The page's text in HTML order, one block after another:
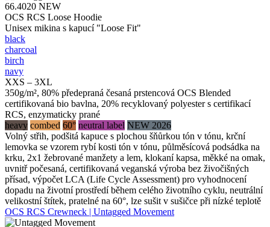
66.4020 NEW
OCS RCS Loose Hoodie
Unisex mikina s kapucí "Loose Fit"
black
charcoal
birch
navy
XXS – 3XL
350g/m², 80% předepraná česaná prstencová OCS Blended
certifikovaná bio bavlna, 20% recyklovaný polyester s certifikací
RCS, enzymaticky prané
heavy combed 60° neutral label NEW 2026
Volný střih, podšitá kapuce s plochou šňůrkou tón v tónu, krční
lemovka se vzorem rybí kosti tón v tónu, půlměsícová podsádka na
krku, 2x1 žebrované manžety a lem, klokaní kapsa, měkké na omak,
uvnitř počesaná, certifikovaná veganská výroba bez živočišných
přísad, výpočet LCA (Life Cycle Assessment) pro vyhodnocení
dopadu na životní prostředí během celého životního cyklu, neutrální
velikostní štítek, pratelné na 60°, lze sušit v sušičce při nízké teplotě
OCS RCS Crewneck | Untagged Movement